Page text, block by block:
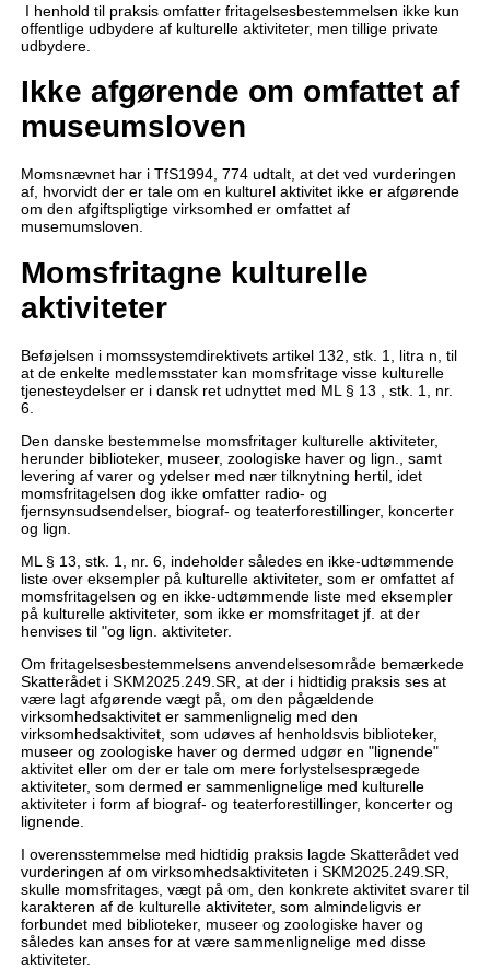
I henhold til praksis omfatter fritagelsesbestemmelsen ikke kun
offentlige udbydere af kulturelle aktiviteter, men tillige private
udbydere.
Ikke afgørende om omfattet af
museumsloven
Momsnævnet har i TfS1994, 774 udtalt, at det ved vurderingen
af, hvorvidt der er tale om en kulturel aktivitet ikke er afgørende
om den afgiftspligtige virksomhed er omfattet af
musemumsloven.
Momsfritagne kulturelle
aktiviteter
Beføjelsen i momssystemdirektivets artikel 132, stk. 1, litra n, til
at de enkelte medlemsstater kan momsfritage visse kulturelle
tjenesteydelser er i dansk ret udnyttet med ML § 13 , stk. 1, nr.
6.
Den danske bestemmelse momsfritager kulturelle aktiviteter,
herunder biblioteker, museer, zoologiske haver og lign., samt
levering af varer og ydelser med nær tilknytning hertil, idet
momsfritagelsen dog ikke omfatter radio- og
fjernsynsudsendelser, biograf- og teaterforestillinger, koncerter
og lign.
ML § 13, stk. 1, nr. 6, indeholder således en ikke-udtømmende
liste over eksempler på kulturelle aktiviteter, som er omfattet af
momsfritagelsen og en ikke-udtømmende liste med eksempler
på kulturelle aktiviteter, som ikke er momsfritaget jf. at der
henvises til "og lign. aktiviteter.
Om fritagelsesbestemmelsens anvendelsesområde bemærkede
Skatterådet i SKM2025.249.SR, at der i hidtidig praksis ses at
være lagt afgørende vægt på, om den pågældende
virksomhedsaktivitet er sammenlignelig med den
virksomhedsaktivitet, som udøves af henholdsvis biblioteker,
museer og zoologiske haver og dermed udgør en "lignende"
aktivitet eller om der er tale om mere forlystelsesprægede
aktiviteter, som dermed er sammenlignelige med kulturelle
aktiviteter i form af biograf- og teaterforestillinger, koncerter og
lignende.
I overensstemmelse med hidtidig praksis lagde Skatterådet ved
vurderingen af om virksomhedsaktiviteten i SKM2025.249.SR,
skulle momsfritages, vægt på om, den konkrete aktivitet svarer til
karakteren af de kulturelle aktiviteter, som almindeligvis er
forbundet med biblioteker, museer og zoologiske haver og
således kan anses for at være sammenlignelige med disse
aktiviteter.